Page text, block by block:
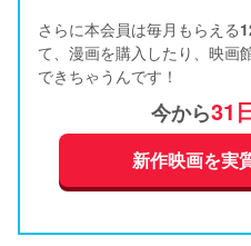
さらに本会員は毎月もらえる
て、漫画を購入したり、映画
できちゃうんです！
今から31
新作映画を実